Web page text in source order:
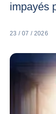
impayés
23 / 07 / 2026